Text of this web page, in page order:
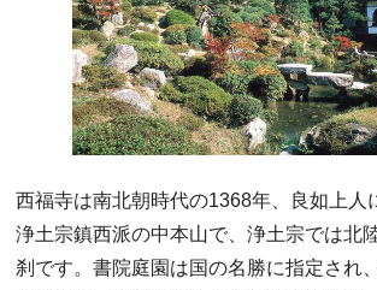
西福寺は南北朝時代の1368年、良如上人
浄土宗鎮西派の中本山で、浄土宗では北
刹です。書院庭園は国の名勝に指定され